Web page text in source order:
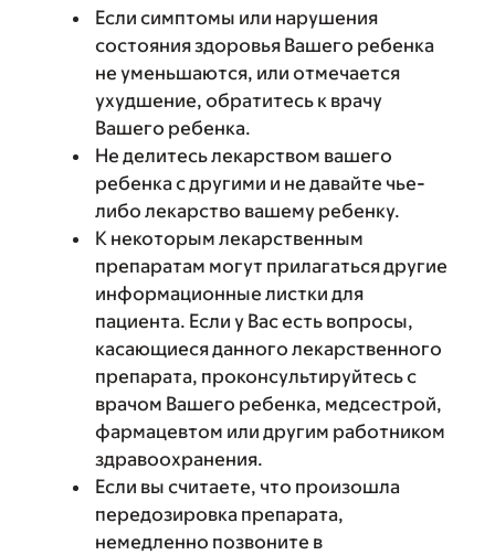
Если симптомы или нарушения
состояния здоровья Вашего ребенка
не уменьшаются, или отмечается
ухудшение, обратитесь к врачу
Вашего ребенка.
Не делитесь лекарством вашего
ребенка с другими и не давайте чье-
либо лекарство вашему ребенку.
К некоторым лекарственным
препаратам могут прилагаться другие
информационные листки для
пациента. Если у Вас есть вопросы,
касающиеся данного лекарственного
препарата, проконсультируйтесь с
врачом Вашего ребенка, медсестрой,
фармацевтом или другим работником
здравоохранения.
Если вы считаете, что произошла
передозировка препарата,
немедленно позвоните в